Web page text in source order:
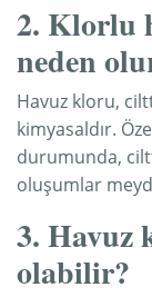
2. Klorlu
neden
Havuz kloru,
kimyasaldır.
durumunda,
oluşumlar
3. Havuz
olabilir?